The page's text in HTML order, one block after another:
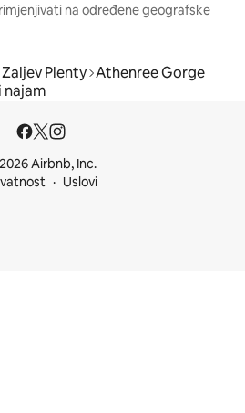
na određene geografske
Zaljev Plenty Athenree Gorge
najam
Airbnb, Inc.
Uslovi